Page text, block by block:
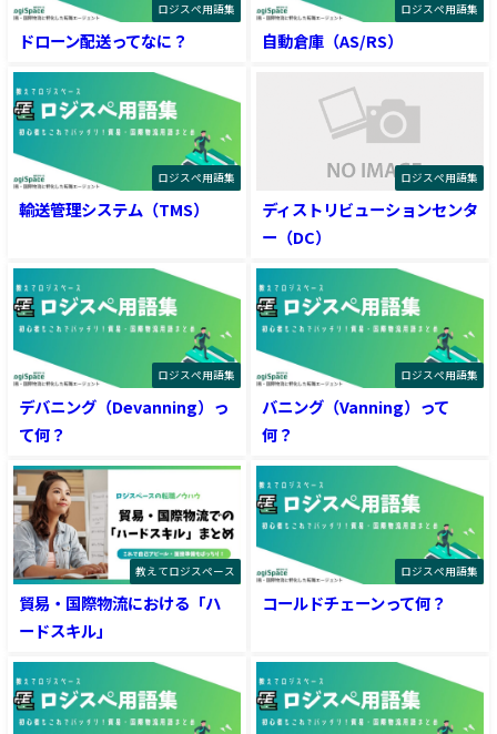
ロジスぺ用語集
ドローン配送ってなに？
ロジスぺ用語集
自動倉庫（AS/RS）
ロジスぺ用語集
輸送管理システム（TMS）
ロジスぺ用語集
ディストリビューションセンタ
ー（DC）
ロジスぺ用語集
デバニング（Devanning）っ
て何？
ロジスぺ用語集
バニング（Vanning）って
何？
教えてロジスペース
貿易・国際物流における「ハ
ードスキル」
ロジスぺ用語集
コールドチェーンって何？